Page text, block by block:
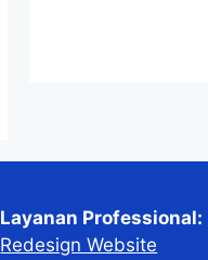
Layanan Professional:
Redesign Website